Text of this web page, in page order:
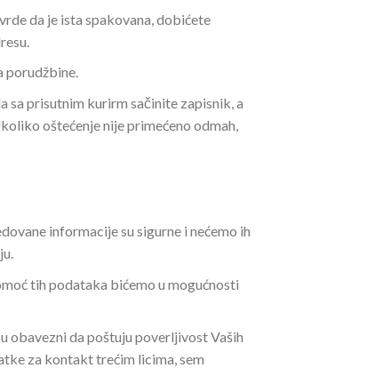
da je ista spakovana, dobićete
porudžbine.
sa prisutnim kurirm sačinite zapisnik, a
oštećenje nije primećeno odmah,
informacije su sigurne i nećemo ih
tih podataka bićemo u mogućnosti
obavezni da poštuju poverljivost Vaših
za kontakt trećim licima, sem